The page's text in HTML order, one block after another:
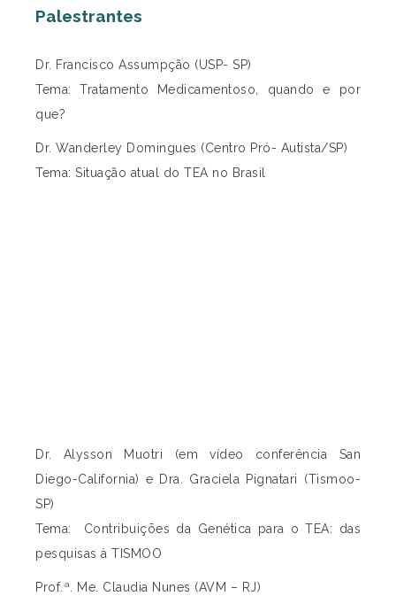
Palestrantes
Dr. Francisco Assumpção (USP- SP)
Tema: Tratamento Medicamentoso, quando e por
que?
Dr. Wanderley Domingues (Centro Pró- Autista/SP)
Tema: Situação atual do TEA no Brasil
Dr. Alysson Muotri (em vídeo conferência San
Diego-California) e Dra. Graciela Pignatari (Tismoo-
SP)
Tema: Contribuições da Genética para o TEA: das
pesquisas à TISMOO
Prof.ª. Me. Claudia Nunes (AVM – RJ)